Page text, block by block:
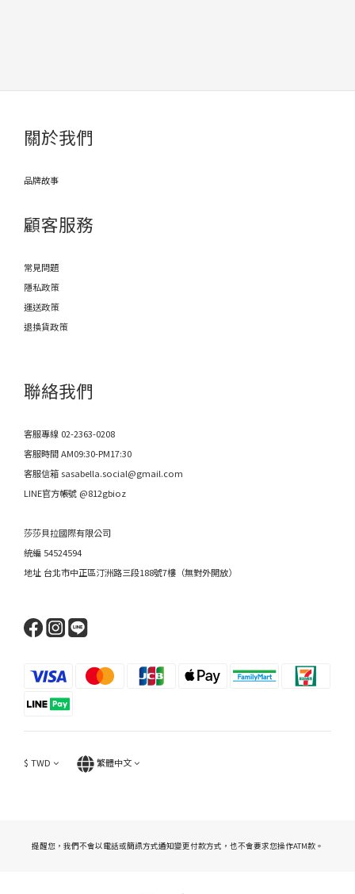
關於我們
品牌故事
顧客服務
常見問題
隱私政策
運送政策
退換貨政策
聯絡我們
客服專線 02-2363-0208
客服時間 AM09:30-PM17:30
客服信箱 sasabella.social@gmail.com
LINE官方帳號 @812gbioz
莎莎貝拉國際有限公司
統編 54524594
地址 台北市中正區汀洲路三段188號7樓（無對外開放）
$ TWD 繁體中文
提醒您，我們不會以電話或簡訊方式通知變更付款方式，也不會要求您操作ATM款。